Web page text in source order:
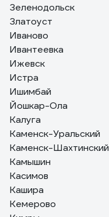
Зеленодольск
Златоуст
Иваново
Ивантеевка
Ижевск
Истра
Ишимбай
Йошкар-Ола
Калуга
Каменск-Уральский
Каменск-Шахтинский
Камышин
Касимов
Кашира
Кемерово